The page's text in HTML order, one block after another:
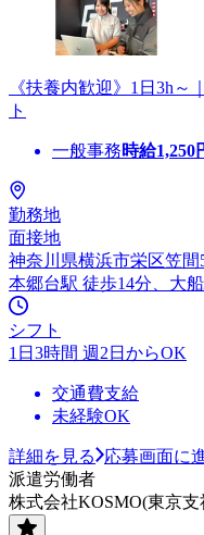
《扶養内歓迎》1日3h
ト
一般事務時給1,250
勤務地
面接地
神奈川県横浜市栄区笠間
本郷台駅 徒歩14分、大
シフト
1日3時間 週2日からOK
交通費支給
未経験OK
詳細を見る
応募画面に
派遣労働者
株式会社KOSMO(東京支